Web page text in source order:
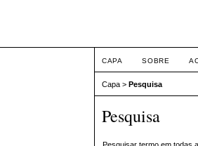
CAPA SOBRE
Capa >Pesquisa
Pesquisa